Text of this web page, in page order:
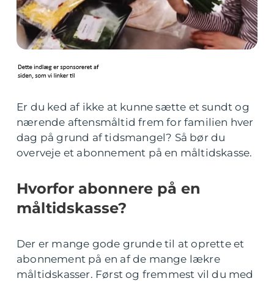
Er du ked af ikke at kunne sætte et sundt og
nærende aftensmåltid frem for familien hver
dag på grund af tidsmangel? Så bør du
overveje et abonnement på en måltidskasse.
Hvorfor abonnere på en
måltidskasse?
Der er mange gode grunde til at oprette et
abonnement på en af de mange lækre
måltidskasser. Først og fremmest vil du med